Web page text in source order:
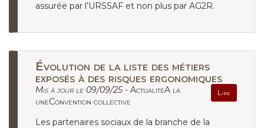
assurée par l’URSSAF et non plus par AG2R.
Évolution de la liste des métiers
exposés à des risques ergonomiques
Lire
Mis à jour le 09/09/25 - ActualitéA la
uneConvention collective
Les partenaires sociaux de la branche de la